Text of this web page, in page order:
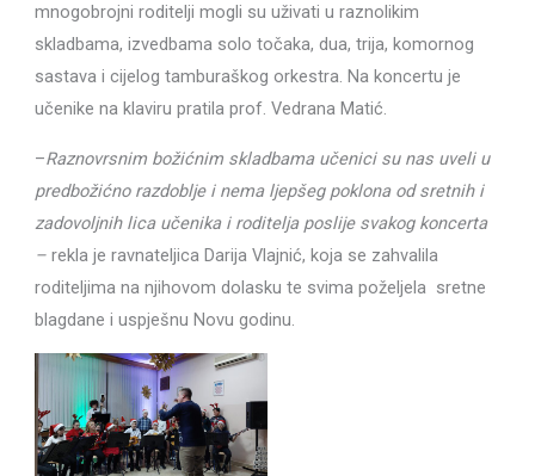
mnogobrojni roditelji mogli su uživati u raznolikim
skladbama, izvedbama solo točaka, dua, trija, komornog
sastava i cijelog tamburaškog orkestra. Na koncertu je
učenike na klaviru pratila prof. Vedrana Matić.
–Raznovrsnim božićnim skladbama učenici su nas uveli u
predbožićno razdoblje i nema ljepšeg poklona od sretnih i
zadovoljnih lica učenika i roditelja poslije svakog koncerta
– rekla je ravnateljica Darija Vlajnić, koja se zahvalila
roditeljima na njihovom dolasku te svima poželjela sretne
blagdane i uspješnu Novu godinu.